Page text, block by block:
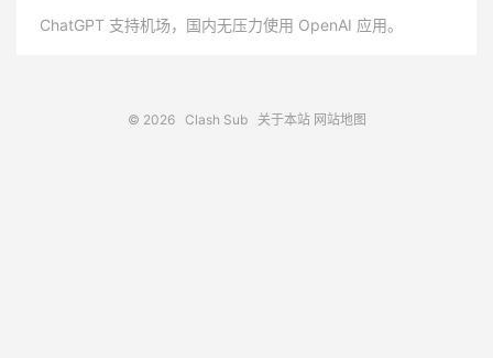
ChatGPT 支持机场，国内无压力使用 OpenAI 应用。
© 2026 Clash Sub 关于本站 网站地图